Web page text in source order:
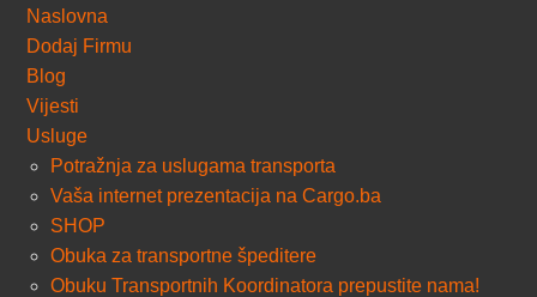
Naslovna
Dodaj Firmu
Blog
Vijesti
Usluge
Potražnja za uslugama transporta
Vaša internet prezentacija na Cargo.ba
SHOP
Obuka za transportne špeditere
Obuku Transportnih Koordinatora prepustite nama!